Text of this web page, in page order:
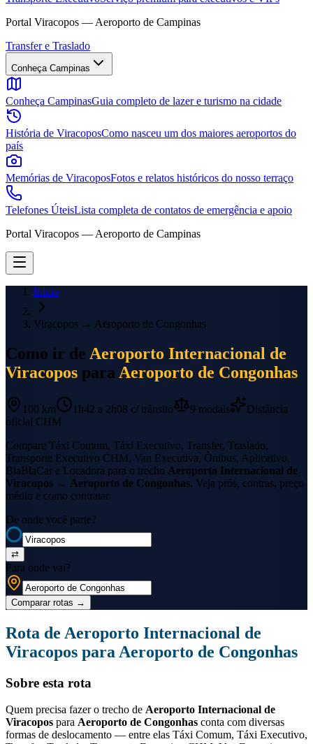
Portal Viracopos — Aeroporto de Campinas
Transfer e Traslado
Conheça Campinas
Conheça CampinasGuia completo de lazer e turismo na cidade
História de ViracoposComo nasceu um dos maiores aeroportos do
país
Memórias de ViracoposFotos e relatos históricos do nosso terraço
Telefones ÚteisLista completa de contatos de emergência e apoio
Portal Viracopos — Aeroporto de Campinas
Início
Viracopos → Aeroporto de Congonhas
Como ir de Aeroporto Internacional de
Viracopos para Aeroporto de Congonhas
100 km 1h42 a 2h08 c/ trânsito 9 modais
Distância
oficial CHM
Compare Táxi Comum, Táxi Executivo, Transfer, Traslado,
Transporte Executivo CHM, Van Executiva, Ônibus, Aplicativo,
BlaBlaCar e Locadora para o trecho Aeroporto Internacional de
Viracopos → Aeroporto de Congonhas. Veja prós, contras, preço
médio e como contratar.
De onde você parte?
⇄
Para onde vai?
Comparar rotas →
Rota de Aeroporto Internacional de
Viracopos para Aeroporto de Congonhas
Sobre esta rota
Quem precisa fazer o trecho de Aeroporto Internacional de
Viracopos para Aeroporto de Congonhas conta com diversas
formas de deslocamento — entre elas Táxi Comum, Táxi Executivo,